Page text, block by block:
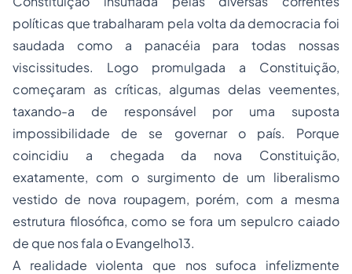
políticas que trabalharam pela volta da democracia foi
saudada como a panacéia para todas nossas
viscissitudes. Logo promulgada a Constituição,
começaram as críticas, algumas delas veementes,
taxando-a de responsável por uma suposta
impossibilidade de se governar o país. Porque
coincidiu a chegada da nova Constituição,
exatamente, com o surgimento de um liberalismo
vestido de nova roupagem, porém, com a mesma
estrutura filosófica, como se fora um sepulcro caiado
de que nos fala o Evangelho13.
A realidade violenta que nos sufoca infelizmente